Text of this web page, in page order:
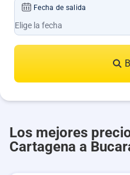
Fecha de salida
Los mejores
Cartagena a